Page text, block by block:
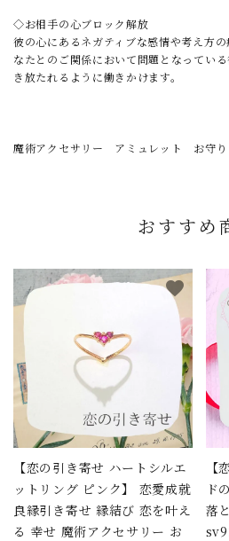
◇お相手の心ブロック解放
彼の心にあるネガティブな感情や考え方
なたとのご関係において問題となってい
き放たれるように働きかけます。
魔術アクセサリー アミュレット お守
おすすめ
【恋の引き寄せ ハートシルエ
ットリング ピンク】 恋愛成就
良縁引き寄せ 縁結び 恋を叶え
る 幸せ 魔術アクセサリー お
favorite
【
ド
落